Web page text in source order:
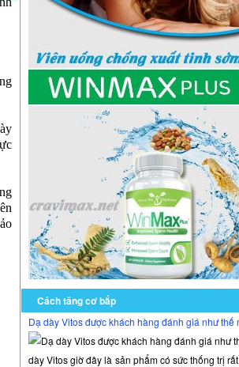
Cách tăng cơ bắp
Dạ dày Vitos được khách hàng đánh giá như thế
dày Vitos giờ đây là sản phẩm có sức thống trị